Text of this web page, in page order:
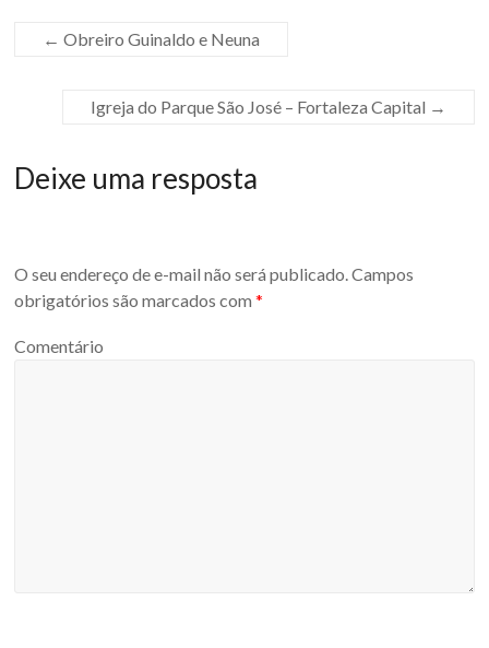
← Obreiro Guinaldo e Neuna
Igreja do Parque São José – Fortaleza Capital →
Deixe uma resposta
O seu endereço de e-mail não será publicado.Campos
obrigatórios são marcados com*
Comentário